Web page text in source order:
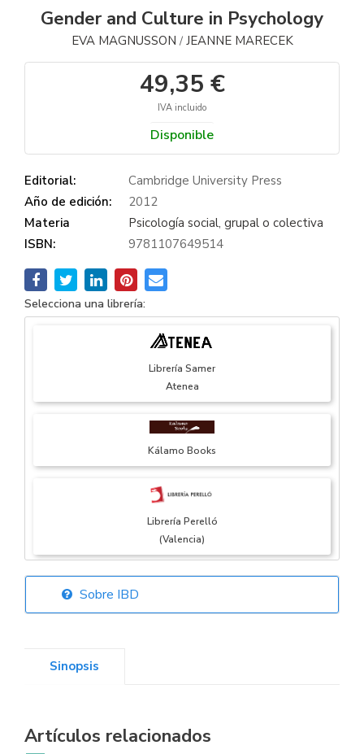
Gender and Culture in Psychology
EVA MAGNUSSON / JEANNE MARECEK
49,35 €
IVA incluido
Disponible
Editorial:
Cambridge University Press
Año de edición:
2012
Materia
Psicología social, grupal o colectiva
ISBN:
9781107649514
Selecciona una librería:
Librería Samer
Atenea
Kálamo Books
Librería Perelló
(Valencia)
Librería Elías
(Madrid)
Sobre IBD
Sinopsis
Artículos relacionados